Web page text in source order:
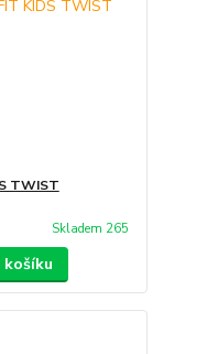
TWIST
Skladem 265